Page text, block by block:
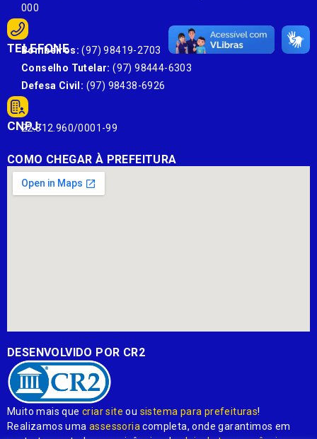
000
TELEFONE
Bombeiros: (97) 98419-2703
Conselho Tutelar: (97) 98444-6303
Defesa Civil: (97) 98438-6926
CNPJ:
22.812.960/0001-99
COMO CHEGAR À PREFEITURA
DESENVOLVIDO POR CR2
Muito mais quecriar site ou sistema para prefeituras!
Realizamos umaassessoria completa, onde garantimos em